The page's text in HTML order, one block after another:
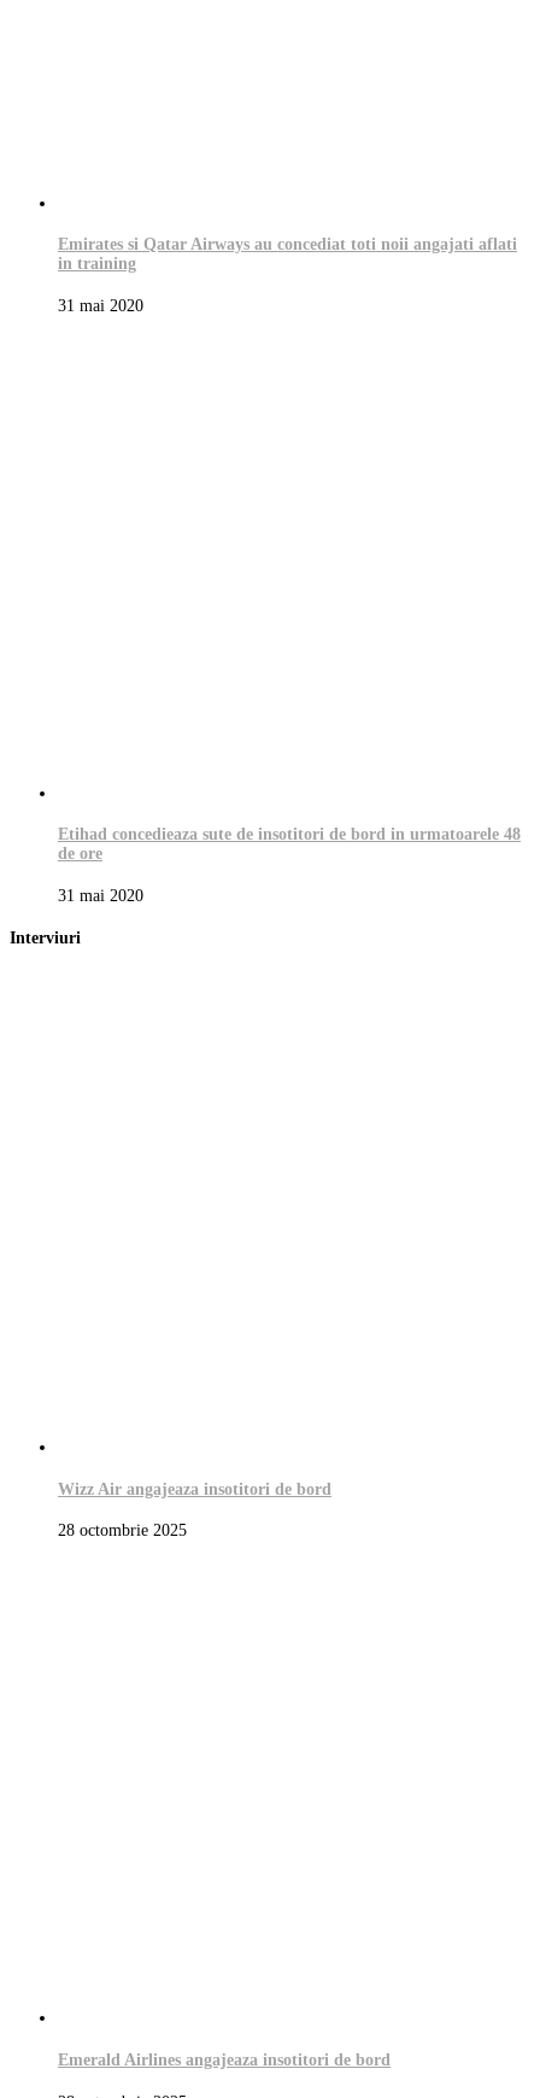
Emirates si Qatar Airways au concediat toti noii angajati aflati
in training
31 mai 2020
Etihad concedieaza sute de insotitori de bord in urmatoarele 48
de ore
31 mai 2020
Interviuri
Wizz Air angajeaza insotitori de bord
28 octombrie 2025
Emerald Airlines angajeaza insotitori de bord